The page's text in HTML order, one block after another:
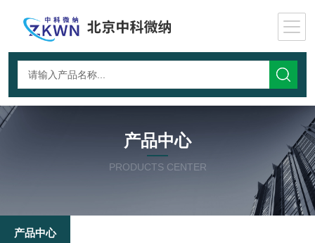
产品中心
PRODUCTS CENTER
产品中心